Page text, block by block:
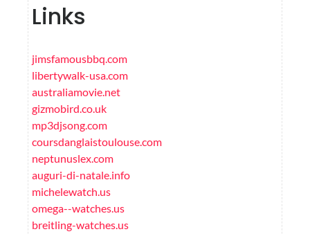
Links
jimsfamousbbq.com
libertywalk-usa.com
australiamovie.net
gizmobird.co.uk
mp3djsong.com
coursdanglaistoulouse.com
neptunuslex.com
auguri-di-natale.info
michelewatch.us
omega--watches.us
breitling-watches.us